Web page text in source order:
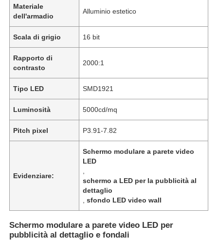
Materiale
dell'armadio
Alluminio estetico
Scala di grigio 16 bit
Rapporto di
contrasto
2000:1
Tipo LED SMD1921
Luminosità 5000cd/mq
Pitch pixel P3.91-7.82
Evidenziare:
Schermo modulare a parete video
LED
schermo a LED per la pubblicità al
dettaglio
,sfondo LED video wall
Schermo modulare a parete video LED per
pubblicità al dettaglio e fondali